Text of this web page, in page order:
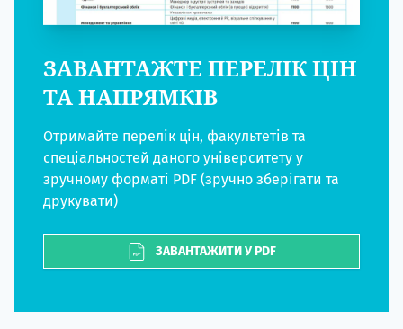
ЗАВАНТАЖТЕ ПЕРЕЛІК ЦІН
ТА НАПРЯМКІВ
Отримайте перелік цін, факультетів та
спеціальностей даного університету у
зручному форматі PDF (зручно зберігати та
друкувати)
ЗАВАНТАЖИТИ У PDF